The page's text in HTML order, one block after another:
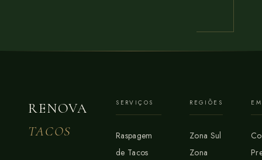
RENOVA
TACOS
SERVIÇOS
Raspagem
de Tacos
REGIÕES
Zona Sul
Zona